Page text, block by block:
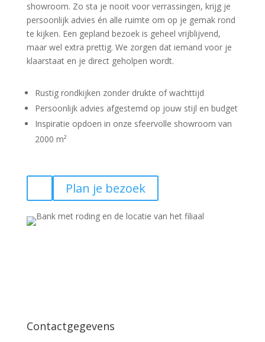
showroom. Zo sta je nooit voor verrassingen, krijg je
persoonlijk advies én alle ruimte om op je gemak rond
te kijken. Een gepland bezoek is geheel vrijblijvend,
maar wel extra prettig. We zorgen dat iemand voor je
klaarstaat en je direct geholpen wordt.
Rustig rondkijken zonder drukte of wachttijd
Persoonlijk advies afgestemd op jouw stijl en budget
Inspiratie opdoen in onze sfeervolle showroom van
2000 m²
Plan je bezoek
Contactgegevens